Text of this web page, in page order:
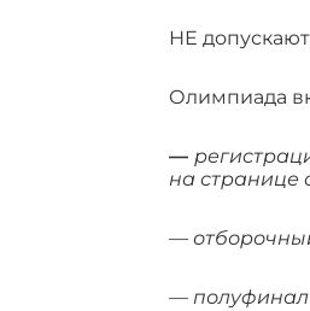
НЕ
Олимпиада
—
на странице
—
— полуфинал